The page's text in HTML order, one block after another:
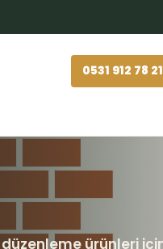
0531 912 78 21